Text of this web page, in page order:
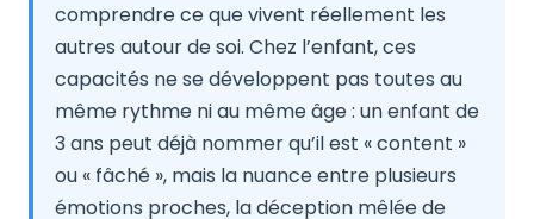
comprendre ce que vivent réellement les
autres autour de soi. Chez l’enfant, ces
capacités ne se développent pas toutes au
même rythme ni au même âge : un enfant de
3 ans peut déjà nommer qu’il est « content »
ou « fâché », mais la nuance entre plusieurs
émotions proches, la déception mêlée de